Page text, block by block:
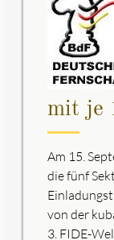
mit je
Am 15.
die fünf
von der
3. FIDE-